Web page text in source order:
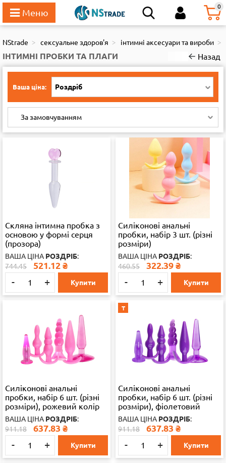
0
111
NStrade сексуальне здоров'я інтимні аксесуари та вироби
ІНТИМНІ ПРОБКИ ТА ПЛАГИ Назад
Ваша ціна: Роздріб
За замовчуванням
Скляна інтимна пробка з
основою у формі серця
(прозора)
ВАША ЦІНА РОЗДРІБ:
744.45
521.12 ₴
- + Купити
Силіконові анальні
пробки, набір 3 шт. (різні
розміри)
ВАША ЦІНА РОЗДРІБ:
460.55
322.39 ₴
- + Купити
Силіконові анальні
пробки, набір 6 шт. (різні
розміри), рожевий колір
ВАША ЦІНА РОЗДРІБ:
911.18
637.83 ₴
- + Купити
Т
Силіконові анальні
пробки, набір 6 шт. (різні
розміри), фіолетовий
колір
ВАША ЦІНА РОЗДРІБ:
911.18
637.83 ₴
- + Купити